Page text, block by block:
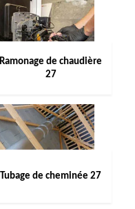
Ramonage de chaudière
27
Tubage de cheminée 27